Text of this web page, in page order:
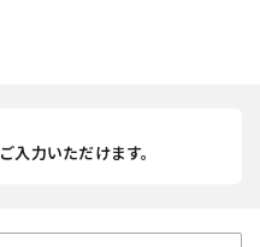
入力いただけます。